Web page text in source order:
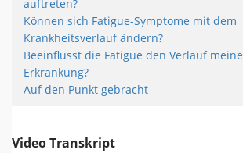
auftreten?
Können sich Fatigue-Symptome mit dem
Krankheitsverlauf ändern?
Beeinflusst die Fatigue den Verlauf
Erkrankung?
Auf den Punkt gebracht
Video Transkript